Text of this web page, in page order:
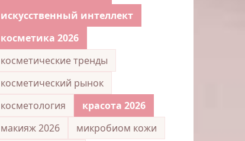
искусственный интеллект
косметика 2026
косметические тренды
косметический рынок
косметология
красота 2026
макияж 2026
микробиом кожи